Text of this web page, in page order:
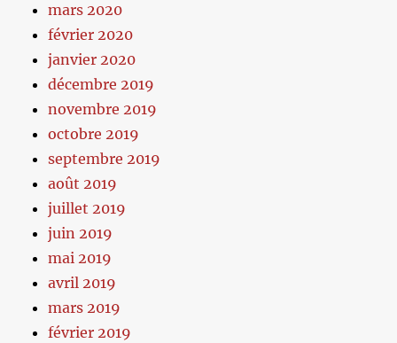
mars 2020
février 2020
janvier 2020
décembre 2019
novembre 2019
octobre 2019
septembre 2019
août 2019
juillet 2019
juin 2019
mai 2019
avril 2019
mars 2019
février 2019